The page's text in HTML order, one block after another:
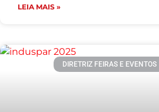
LEIA MAIS »
DIRETRIZ FEIRAS E EVENTOS